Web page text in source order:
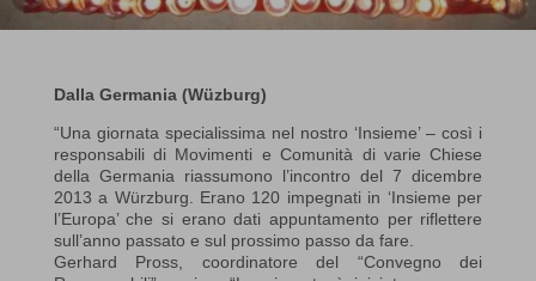
Dalla Germania (Wüzburg)
“Una giornata specialissima nel nostro ‘Insieme’ – così i
responsabili di Movimenti e Comunità di varie Chiese
della Germania riassumono l’incontro del 7 dicembre
2013 a Würzburg. Erano 120 impegnati in ‘Insieme per
l’Europa’ che si erano dati appuntamento per riflettere
sull’anno passato e sul prossimo passo da fare.
Gerhard Pross, coordinatore del “Convegno dei